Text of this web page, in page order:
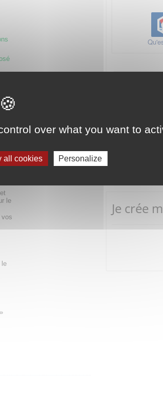
le
vos
le
Je crée
over what you want to
all cookies Personalize